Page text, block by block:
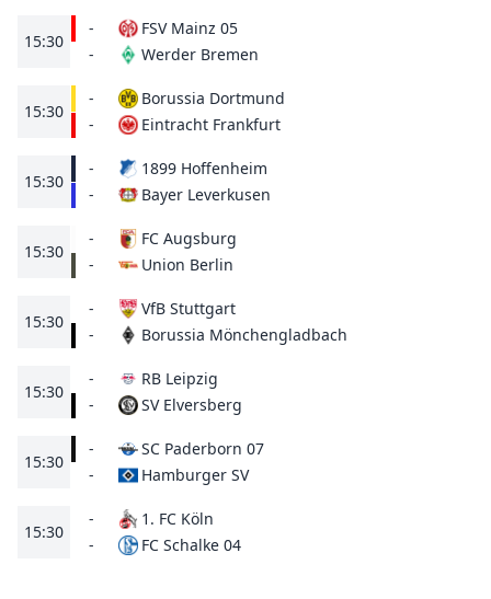
15:30
-
-
FSV Mainz 05
Werder Bremen
15:30
-
-
Borussia Dortmund
Eintracht Frankfurt
15:30
-
-
1899 Hoffenheim
Bayer Leverkusen
15:30
-
-
FC Augsburg
Union Berlin
15:30
-
-
VfB Stuttgart
Borussia Mönchengladbach
15:30
-
-
RB Leipzig
SV Elversberg
15:30
-
-
SC Paderborn 07
Hamburger SV
15:30
-
-
1. FC Köln
FC Schalke 04